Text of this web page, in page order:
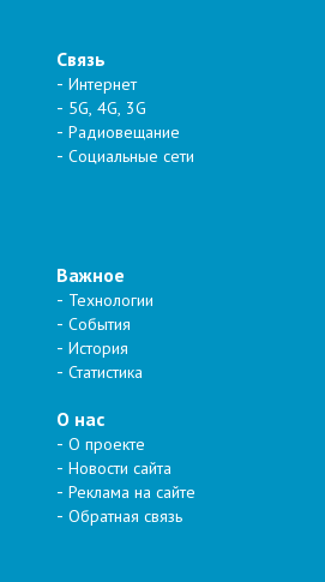
Связь
Интернет
5G, 4G, 3G
Радиовещание
Социальные сети
Важное
Технологии
События
История
Статистика
О нас
О проекте
Новости сайта
Реклама на сайте
Обратная связь